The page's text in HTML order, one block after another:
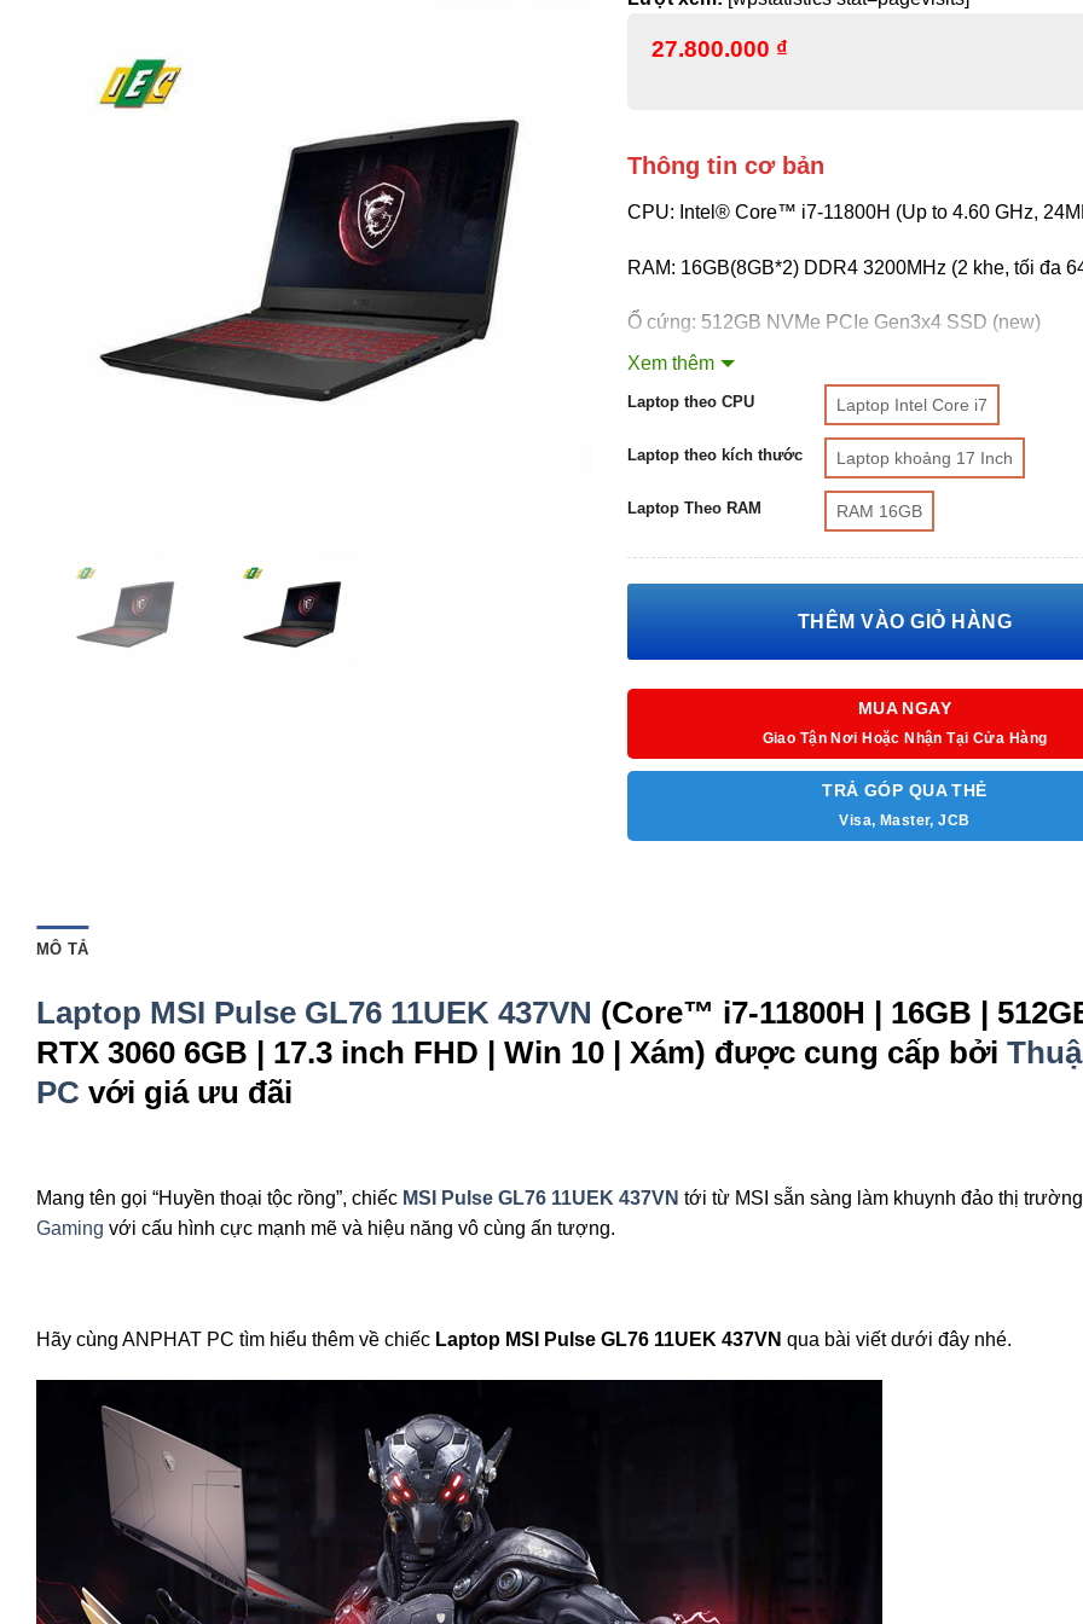
27.800.000 ₫
Thông tin cơ bản
CPU: Intel® Core™ i7-11800H (Up to 4.60 GHz,
RAM: 16GB(8GB*2) DDR4 3200MHz (2 khe, tối đa
Ổ cứng: 512GB NVMe PCIe Gen3x4 SSD (new)
Màn hình: 17.3 inch FHD (1920*1080), 144Hz
Level, close to 100%sRGB
Pin: 3 cell, 53.5Whr
Tính năng: Đèn nền bàn phím
Màu sắc: Titanium Gray
OS: Windows 10 Home SEA
Xem thêm
Laptop theo CPU Laptop Intel Core i7
Laptop theo kích thước Laptop khoảng 17 Inch
Laptop Theo RAM RAM 16GB
THÊM VÀO GIỎ HÀNG
MUA NGAY
Giao Tận Nơi Hoặc Nhận Tại Cửa Hàng
TRẢ GÓP QUA THẺ
Visa, Master, JCB
MÔ TẢ
Laptop MSI Pulse GL76 11UEK 437VN (Core™ i7-11800H | 16GB |
RTX 3060 6GB | 17.3 inch FHD | Win 10 | Xám) được cung cấp bởi
PC với giá ưu đãi
Mang tên gọi “Huyền thoại tộc rồng”, chiếc MSI Pulse GL76 11UEK 437VN tới từ MSI sẵn sàng làm khuynh đảo thị trường
Gaming với cấu hình cực mạnh mẽ và hiệu năng vô cùng ấn tượng.
Hãy cùng ANPHAT PC tìm hiểu thêm về chiếc Laptop MSI Pulse GL76 11UEK 437VN qua bài viết dưới đây nhé.